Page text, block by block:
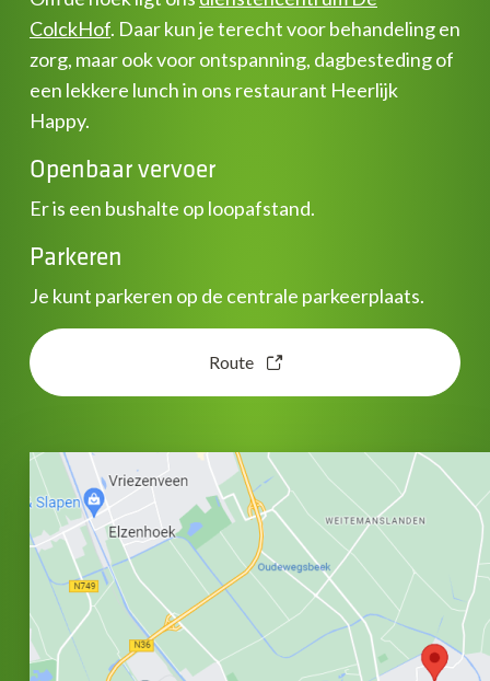
ColckHof. Daar kun je terecht voor behandeling en
zorg, maar ook voor ontspanning, dagbesteding of
een lekkere lunch in ons restaurant Heerlijk
Happy.
Openbaar vervoer
Er is een bushalte op loopafstand.
Parkeren
Je kunt parkeren op de centrale parkeerplaats.
Route